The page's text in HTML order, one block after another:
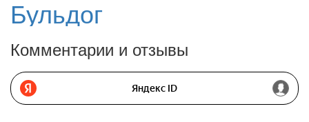
Бульдог
Комментарии и отзывы